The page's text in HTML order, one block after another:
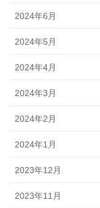
2024年6月
2024年5月
2024年4月
2024年3月
2024年2月
2024年1月
2023年12月
2023年11月